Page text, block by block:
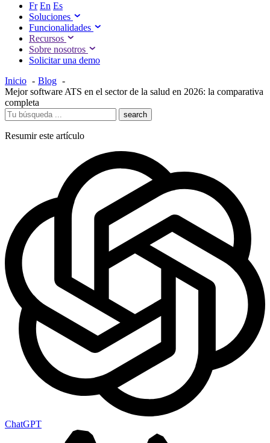
Fr En Es
Soluciones
Funcionalidades
Recursos
Sobre nosotros
Solicitar una demo
Inicio
Blog
Mejor software ATS en el sector de la salud en 2026: la comparativa
completa
search
Resumir este artículo
ChatGPT